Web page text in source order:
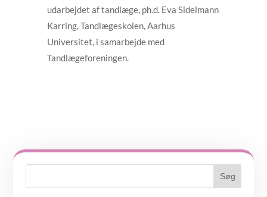
udarbejdet af tandlæge, ph.d. Eva Sidelmann
Karring, Tandlægeskolen, Aarhus
Universitet, i samarbejde med
Tandlægeforeningen.